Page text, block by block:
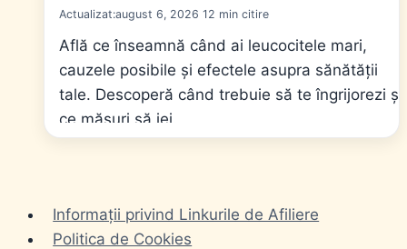
Actualizat:august 6, 2026 12
Află ce înseamnă când ai leucocitele mari,
cauzele posibile și efectele asupra sănătății
tale. Descoperă când trebuie să te îngrijorezi și
ce măsuri să iei.
Informații privind Linkurile de Afiliere
Politica de Cookies